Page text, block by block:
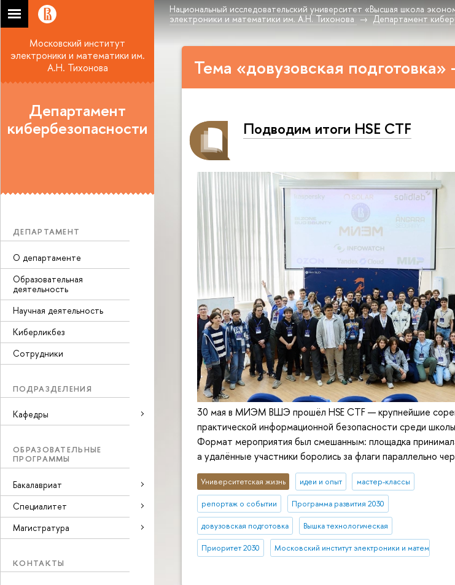
Национальный исследовательский университет «Высшая школа
электроники и математики им. А.Н. Тихонова
Департамент
Московский институт
электроники и математики им.
А.Н. Тихонова
Департамент
кибербезопасности
ДЕПАРТАМЕНТ
О департаменте
Образовательная
деятельность
Научная деятельность
Киберликбез
Сотрудники
ПОДРАЗДЕЛЕНИЯ
Кафедры
ОБРАЗОВАТЕЛЬНЫЕ
ПРОГРАММЫ
Бакалавриат
Специалитет
Магистратура
КОНТАКТЫ
Тема «довузовская подготовка»
Подводим итоги HSE CTF
30 мая в МИЭМ ВШЭ прошёл HSE CTF — крупнейшие
практической информационной безопасности среди
Формат мероприятия был смешанным: площадка
а удалённые участники боролись за флаги параллельно
Университетская жизнь идеи и опыт мастер-классы
репортаж о событии Программа развития 2030
довузовская подготовка Вышка технологическая
Приоритет 2030 Московский институт электроники и математики